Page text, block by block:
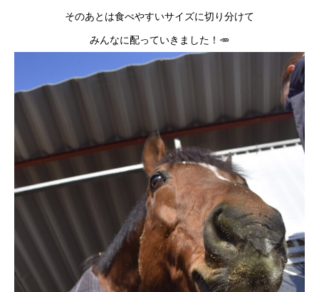
そのあとは食べやすいサイズに切り分けて
みんなに配っていきました！🥕